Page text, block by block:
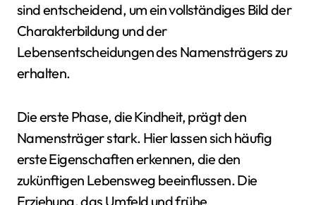
sind entscheidend, um ein vollständiges Bild der
Charakterbildung und der
Lebensentscheidungen des Namensträgers zu
erhalten.
Die erste Phase, die Kindheit, prägt den
Namensträger stark. Hier lassen sich häufig
erste Eigenschaften erkennen, die den
zukünftigen Lebensweg beeinflussen. Die
Erziehung, das Umfeld und frühe